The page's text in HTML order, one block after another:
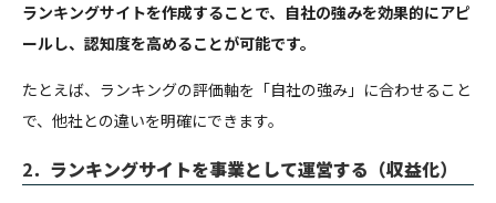
ランキングサイトを作成することで、自社の強みを効果的にアピ
ールし、認知度を高めることが可能です。
たとえば、ランキングの評価軸を「自社の強み」に合わせること
で、他社との違いを明確にできます。
2． ランキングサイトを事業として運営する（収益化）